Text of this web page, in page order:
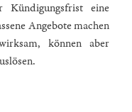
Kündigungsfrist eine
Angebote machen
können aber